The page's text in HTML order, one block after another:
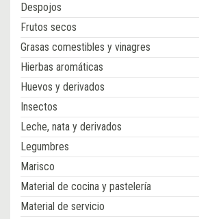
Despojos
Frutos secos
Grasas comestibles y vinagres
Hierbas aromáticas
Huevos y derivados
Insectos
Leche, nata y derivados
Legumbres
Marisco
Material de cocina y pastelería
Material de servicio